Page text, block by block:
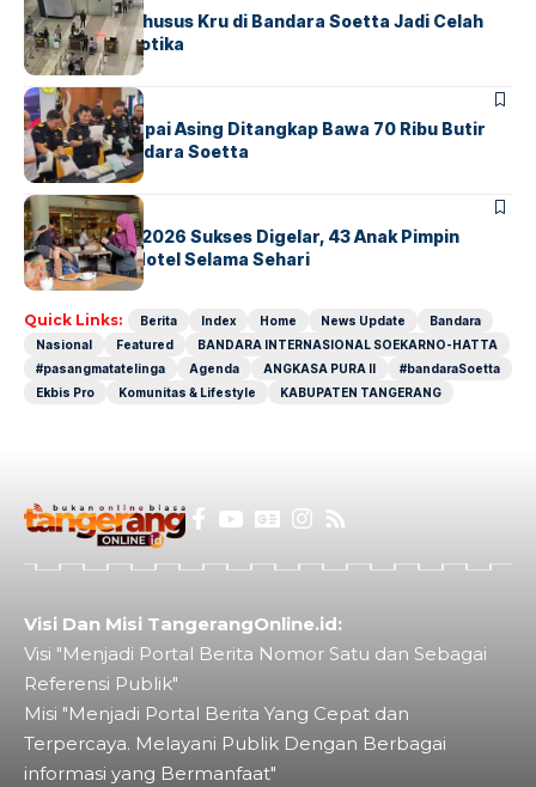
Ketika Jalur Khusus Kru di Bandara Soetta Jadi Celah
Sindikat Narkotika
BANDARA BERITA
Kopilot Maskapai Asing Ditangkap Bawa 70 Ribu Butir
Ekstasi di Bandara Soetta
BERITAINDEX
GM For A Day 2026 Sukses Digelar, 43 Anak Pimpin
Operasional Hotel Selama Sehari
Quick Links: Berita Index Home News Update
Bandara
Nasional
Featured
BANDARA INTERNASIONAL SOEKARNO-HATTA
#pasangmatatelinga
Agenda ANGKASA PURA II
#bandaraSoetta
Ekbis Pro
Komunitas & Lifestyle KABUPATEN TANGERANG
Visi Dan Misi TangerangOnline.id:
Visi "Menjadi Portal Berita Nomor Satu dan Sebagai
Referensi Publik"
Misi "Menjadi Portal Berita Yang Cepat dan
Terpercaya. Melayani Publik Dengan Berbagai
informasi yang Bermanfaat"